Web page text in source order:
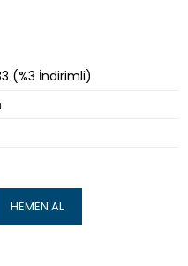
(%3 İndirimli)
HEMEN AL